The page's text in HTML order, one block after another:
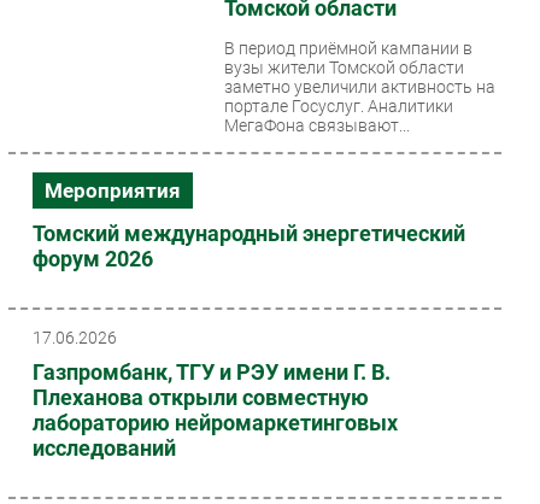
Финансы
Web
Безопасность
Инновации
CIO/Управление ИТ
Гаджеты
Здоровье
РАЗДЕЛЫ
Новости
Томской области
В период приёмной кампании в
вузы жители Томской области
заметно увеличили активность на
портале Госуслуг. Аналитики
МегаФона связывают...
Мероприятия
Томский международный энергетический
форум 2026
17.06.2026
Газпромбанк, ТГУ и РЭУ имени Г. В.
Плеханова открыли совместную
лабораторию нейромаркетинговых
исследований